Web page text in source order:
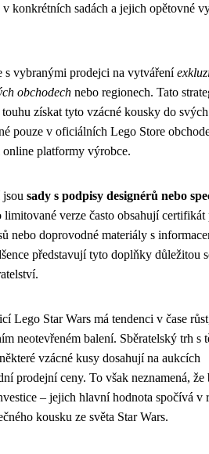
konkrétních sadách a jejich opětovné
s vybranými prodejci na vytváření
obchodech nebo regionech. Tato
získat tyto vzácné kousky do
pouze v oficiálních Lego Store
platformy výrobce.
sady s podpisy designérů nebo
limitované verze často obsahují certifikát
nebo doprovodné materiály s
představují tyto doplňky důležitou
Lego Star Wars má tendenci v čase
neotevřeném balení. Sběratelský trh s
vzácné kusy dosahují na aukcích
prodejní ceny. To však neznamená, že
– jejich hlavní hodnota spočívá v
kousku ze světa Star Wars.